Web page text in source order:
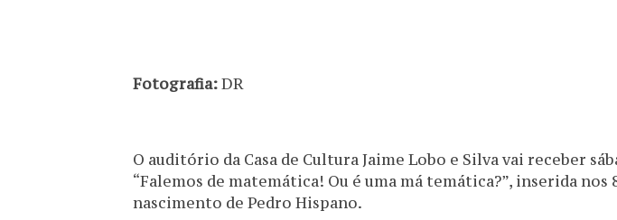
Fotografia:DR
O auditório da Casa de Cultura Jaime Lobo e Silva vai receber
“Falemos de matemática! Ou é uma má temática?”, inserida nos
nascimento de Pedro Hispano.